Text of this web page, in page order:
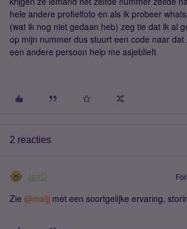
hele andere profielfoto en als ik probeer
(wat ik nog niet gedaan heb) zeg tie dat ik al
op mijn nummer dus stuurt een code naar
een andere persoon help me asjeblieft
2 reacties
JanD
Zie @maljj met een soortgelijke ervaring,